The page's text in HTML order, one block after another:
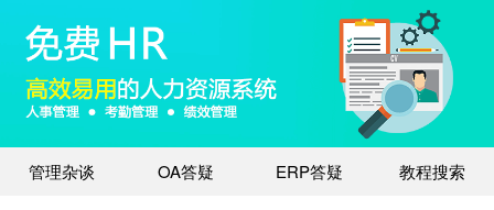
管理杂谈 OA答疑 ERP答疑 教程搜索